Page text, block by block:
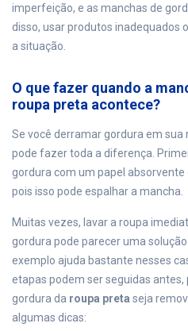
imperfeição, e as manchas de
disso, usar produtos inadequados
a situação.
O que fazer quando a
roupa preta acontece?
Se você derramar gordura em sua
pode fazer toda a diferença.
gordura com um papel
pois isso pode espalhar a mancha.
Muitas vezes, lavar a roupa
gordura pode parecer uma
exemplo ajuda bastante nesses
etapas podem ser seguidas
gordura da roupa preta seja
algumas dicas: